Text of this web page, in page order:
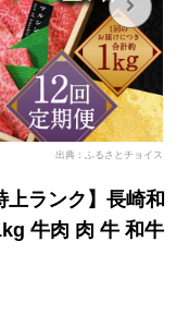
出典：ふるさとチョイス
上ランク】長崎和
牛肉 肉 牛 和牛